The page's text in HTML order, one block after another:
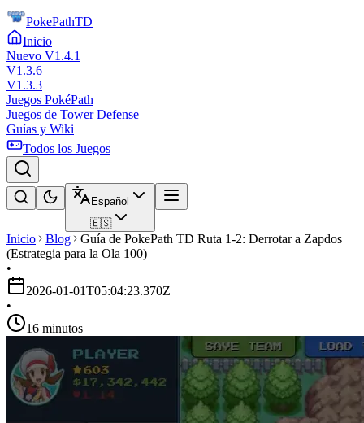
PokePathTD
Inicio
Nuevo V1.4.1
V1.3.6
V1.3.3
Juegos PokéPath
Juegos de Tower Defense
Guías y Wiki
Todos los Juegos
Español
🇪🇸
Inicio Blog
Guía de PokePath TD Ruta 1-2: Derrotar a Zapdos
(Estrategia para la Ola 100)
•
2026-01-01T05:04:23.370Z
•
16 minutos